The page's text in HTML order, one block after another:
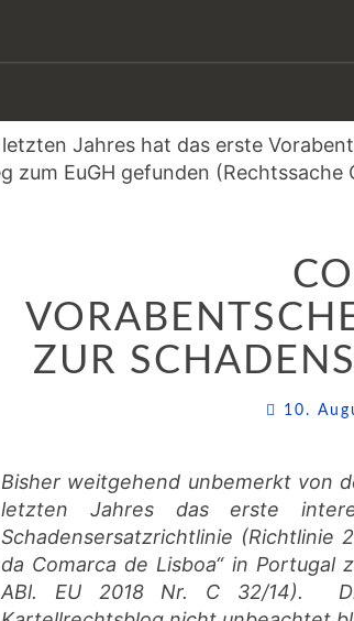
ZUR
10.
Bisher weitgehend unbemerkt von
letzten Jahres das erste
Schadensersatzrichtlinie (Richtlinie
da Comarca de Lisboa“ in Portugal
ABl. EU 2018 Nr. C 32/14).